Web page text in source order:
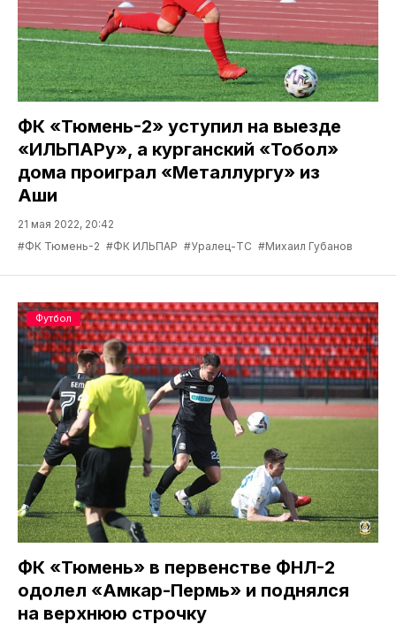
ФК «Тюмень-2» уступил на выезде
«ИЛЬПАРу», а курганский «Тобол»
дома проиграл «Металлургу» из
Аши
21 мая 2022, 20:42
#ФК Тюмень-2 #ФК ИЛЬПАР #Уралец-ТС #Михаил Губанов
ФК «Тюмень» в первенстве ФНЛ-2
одолел «Амкар-Пермь» и поднялся
на верхнюю строчку
Футбол